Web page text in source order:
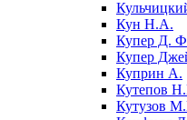
Кун Н.А.
Купер Д.
Купер
Куприн А.
Кутепов
Кутузов